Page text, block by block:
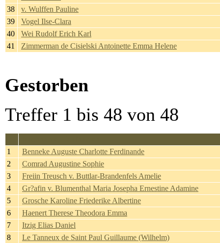
38
v. Wulffen Pauline
39
Vogel Ilse-Clara
40
Wei Rudolf Erich Karl
41
Zimmerman de Cisielski Antoinette Emma Helene
Gestorben
Treffer 1 bis 48 von 48
1
Benneke Auguste Charlotte Ferdinande
2
Comrad Augustine Sophie
3
Freiin Treusch v. Buttlar-Brandenfels Amelie
4
Gr?afin v. Blumenthal Maria Josepha Ernestine Adamine
5
Grosche Karoline Friederike Albertine
6
Haenert Therese Theodora Emma
7
Itzig Elias Daniel
8
Le Tanneux de Saint Paul Guillaume (Wilhelm)